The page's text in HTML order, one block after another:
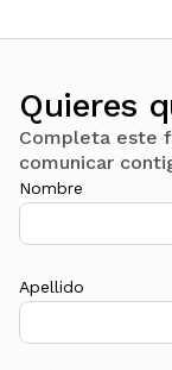
Quieres
Completa este
comunicar
Nombre
Apellido